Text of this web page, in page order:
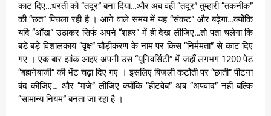
काट दिए…धरती को “तंदूर” बना दिया…और अब वही “तंदूर” तुम्हारी “तकनीक”
की “छत” पिघला रही है । आने वाले समय में यह “संकट” और बढ़ेगा…क्योंकि
यदि “आँख” उठाकर सिर्फ अपने “शहर” में ही देख लीजिए…तो पता चलेगा कि
बड़े बड़े विशालकाय “वृक्ष” चौड़ीकरण के नाम पर किस “निर्ममता” से काट दिए
गए । एक बार झांक आइए अपनी उस “यूनिवर्सिटी” में जहाँ लगभग 1200 पेड़
“बहानेबाजी” की भेंट चढ़ा दिए गए । इसलिए बिजली कटौती पर “छाती” पीटना
बंद कीजिए… और “मजे” लीजिए क्योंकि “हीटवेब” अब “अपवाद” नहीं बल्कि
“सामान्य नियम” बनता जा रहा है ।